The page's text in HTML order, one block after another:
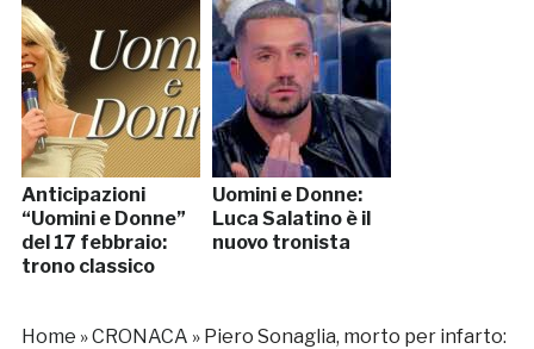
Anticipazioni
“Uomini e Donne”
del 17 febbraio:
trono classico
Uomini e Donne:
Luca Salatino è il
nuovo tronista
Home »CRONACA » Piero Sonaglia, morto per infarto: